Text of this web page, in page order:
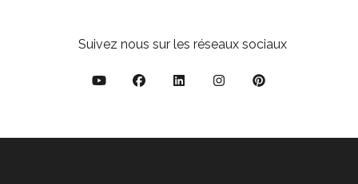
Suivez nous sur les réseaux sociaux